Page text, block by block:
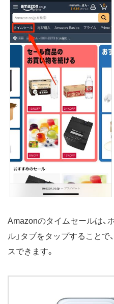
Amazonのタイムセールは、
ル」タブをタップすること
スできます。